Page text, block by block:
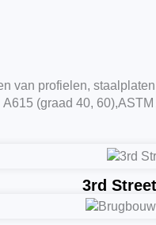
van profielen,
A615 (graad 40,
3rd